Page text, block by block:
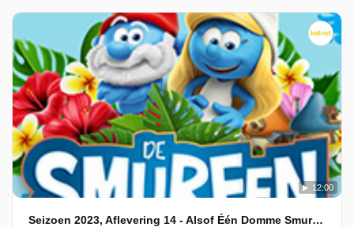
12:00
Seizoen 2023, Aflevering 14 - Alsof Één Domme Smurf Nog Niet Genoeg Was...